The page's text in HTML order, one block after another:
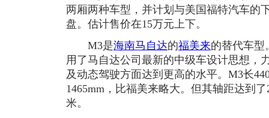
两厢两种车型，并计划与美国福特汽车的
盘。估计售价在15万元上下。
M3是海南马自达的福美来的替代车型
用了马自达公司最新的中级车设计思想，
及动态驾驶方面达到更高的水平。M3长
1465mm，比福美来略大。但其轴距达到
米。